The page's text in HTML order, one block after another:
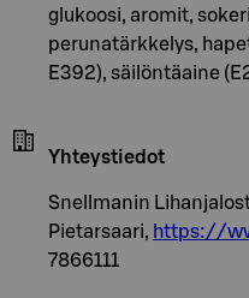
glukoosi, aromit,
perunatärkkelys,
E392), säilöntäaine
Yhteystiedot
Snellmanin
Pietarsaari, https://
7866111